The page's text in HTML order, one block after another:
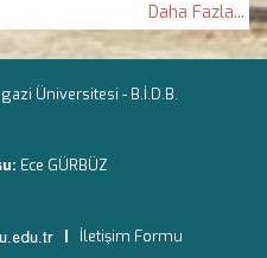
Daha Fazla...
Üniversitesi - B.İ.D.B.
Ece GÜRBÜZ
| İletişim Formu